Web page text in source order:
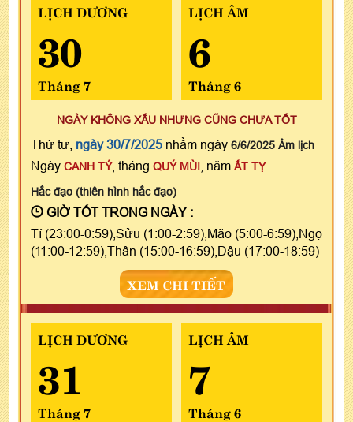
LỊCH DƯƠNG
30
Tháng 7
LỊCH ÂM
6
Tháng 6
NGÀY KHÔNG XẤU NHƯNG CŨNG CHƯA TỐT
Thứ tư, ngày 30/7/2025 nhằm ngày 6/6/2025 Âm lịch
Ngày CANH TÝ, tháng QUÝ MÙI , năm ẤT TỴ
Hắc đạo (thiên hình hắc đạo)
GIỜ TỐT TRONG NGÀY :
Tí (23:00-0:59),Sửu (1:00-2:59),Mão (5:00-6:59),Ngọ
(11:00-12:59),Thân (15:00-16:59),Dậu (17:00-18:59)
XEM CHI TIẾT
LỊCH DƯƠNG
31
Tháng 7
LỊCH ÂM
7
Tháng 6